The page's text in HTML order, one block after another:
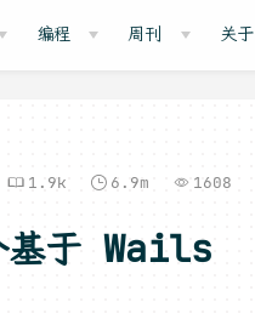
编程 周刊 关于
1.9k 6.9m 1608
基于 Wails